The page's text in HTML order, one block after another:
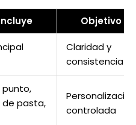
Objetivo
Claridad y
consistencia
punto,
de pasta,
Personalización
controlada